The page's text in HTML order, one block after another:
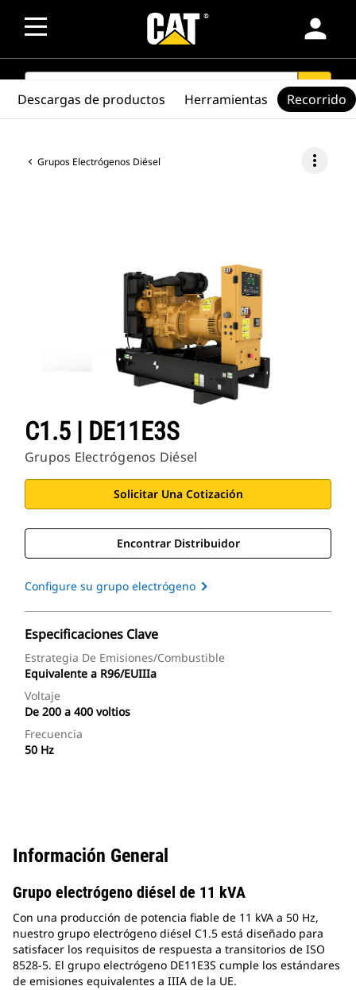
person
SEARCH search
Grupos Electrógenos Diésel more_vert
C1.5 | DE11E3S
Grupos Electrógenos Diésel
Solicitar Una Cotización
Encontrar Distribuidor
Configure su grupo electrógeno
Especificaciones Clave
Estrategia De Emisiones/combustible
Equivalente a R96/EUIIIa
Voltaje
De 200 a 400 voltios
Frecuencia
50 Hz
Descargas de productos Herramientas Recorrido
Información General
Grupo electrógeno diésel de 11 kVA
Con una producción de potencia fiable de 11 kVA a 50 Hz,
nuestro grupo electrógeno diésel C1.5 está diseñado para
satisfacer los requisitos de respuesta a transitorios de ISO
8528-5. El grupo electrógeno DE11E3S cumple los estándares
de emisiones equivalentes a IIIA de la UE.